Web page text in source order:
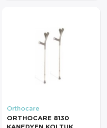
Orthocare
ORTHOCARE 8130